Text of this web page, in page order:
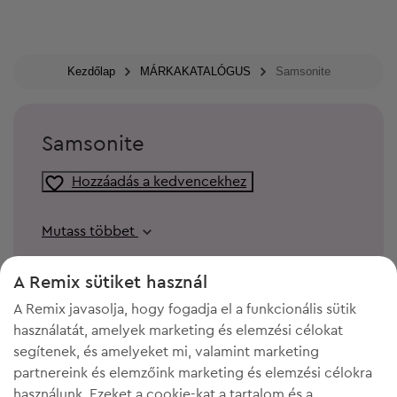
Kezdőlap MÁRKAKATALÓGUS Samsonite
Samsonite
Hozzáadás a kedvencekhez
Mutass többet
A Remix sütiket használ
A Remix javasolja, hogy fogadja el a funkcionális sütik
használatát, amelyek marketing és elemzési célokat
segítenek, és amelyeket mi, valamint marketing
partnereink és elemzőink marketing és elemzési célokra